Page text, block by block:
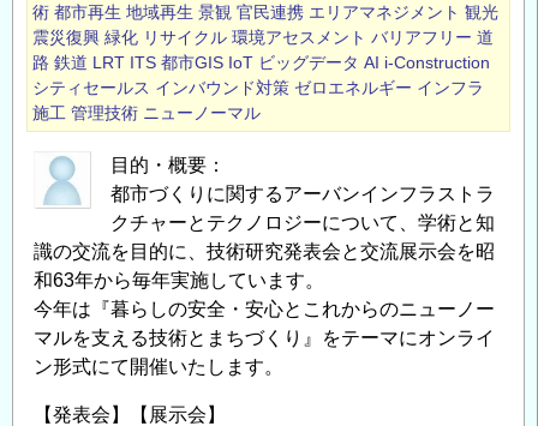
発
表
会・
記
念
講
演
第
29
回
交
流
展
術 都市再生 地域再生 景観 官民連携 エリアマネジメント 観光
震災復興 緑化 リサイクル 環境アセスメント バリアフリー 道
路 鉄道 LRT ITS 都市GIS IoT ビッグデータ AI i-Construction
シティセールス インバウンド対策 ゼロエネルギー インフラ
施工 管理技術 ニューノーマル
目的・概要：
都市づくりに関するアーバンインフラストラ
クチャーとテクノロジーについて、学術と知
識の交流を目的に、技術研究発表会と交流展示会を昭
和63年から毎年実施しています。
今年は『暮らしの安全・安心とこれからのニューノー
マルを支える技術とまちづくり』をテーマにオンライ
ン形式にて開催いたします。
【発表会】【展示会】